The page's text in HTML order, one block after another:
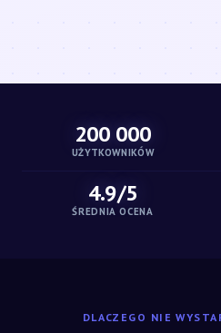
200 000
UŻYTKOWNIKÓW
4.9/5
ŚREDNIA OCENA
DLACZEGO NIE